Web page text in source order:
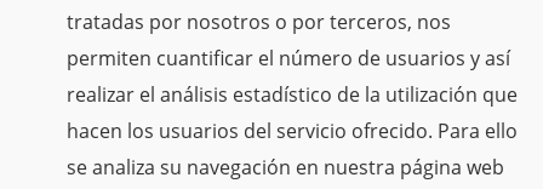
tratadas por nosotros o por terceros, nos
permiten cuantificar el número de usuarios y así
realizar el análisis estadístico de la utilización que
hacen los usuarios del servicio ofrecido. Para ello
se analiza su navegación en nuestra página web